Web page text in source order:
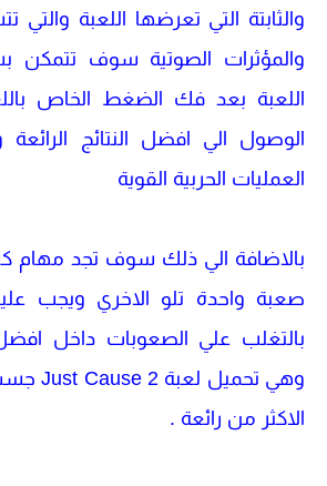
والثابتة التي تعرضها اللعبة
والمؤثرات الصوتية سوف
اللعبة بعد فك الضغط الخاص
الوصول الي افضل النتائج
العمليات الحربية القوية
بالاضافة الي ذلك سوف تجد مهام
صعبة واحدة تلو الاخري ويجب
بالتغلب علي الصعوبات داخل افضل
الاكثر من رائعة .